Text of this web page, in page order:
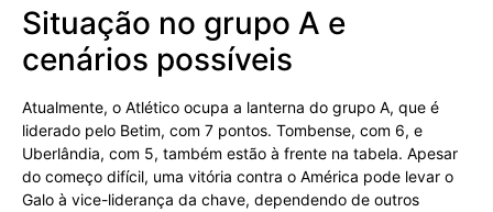
Situação no grupo A e
cenários possíveis
Atualmente, o Atlético ocupa a lanterna do grupo A, que é
liderado pelo Betim, com 7 pontos. Tombense, com 6, e
Uberlândia, com 5, também estão à frente na tabela. Apesar
do começo difícil, uma vitória contra o América pode levar o
Galo à vice-liderança da chave, dependendo de outros